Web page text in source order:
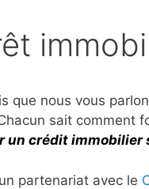
que nous vous
sait
un crédit
partenariat avec le